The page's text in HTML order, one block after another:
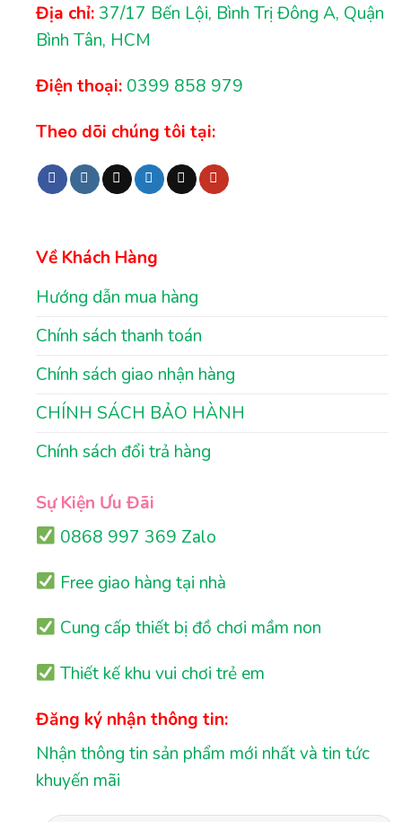
Địa chỉ: 37/17 Bến Lội, Bình Trị Đông A, Quận
Bình Tân, HCM
Điện thoại: 0399 858 979
Theo dõi chúng tôi tại:
Về Khách Hàng
Hướng dẫn mua hàng
Chính sách thanh toán
Chính sách giao nhận hàng
CHÍNH SÁCH BẢO HÀNH
Chính sách đổi trả hàng
Sự Kiện Ưu Đãi
0868 997 369 Zalo
Free giao hàng tại nhà
Cung cấp thiết bị đồ chơi mầm non
Thiết kế khu vui chơi trẻ em
Đăng ký nhận thông tin:
Nhận thông tin sản phẩm mới nhất và tin tức
khuyến mãi